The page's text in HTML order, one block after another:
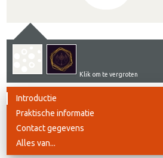
Klik om te vergroten
Introductie
Praktische informatie
Contact gegevens
Alles van...